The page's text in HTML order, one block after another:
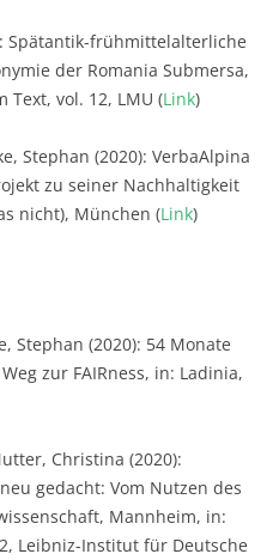
Spätantik-frühmittelalterliche
der Romania Submersa,
Text, vol. 12, LMU (Link)
Stephan (2020): VerbaAlpina
zu seiner Nachhaltigkeit
nicht), München (Link)
Stephan (2020): 54 Monate
zur FAIRness, in: Ladinia,
Christina (2020):
gedacht: Vom Nutzen des
Mannheim, in:
Leibniz-Institut für Deutsche